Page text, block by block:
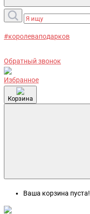
#королеваподарков
Обратный звонок
Избранное
Корзина
Ваша корзина пуста!